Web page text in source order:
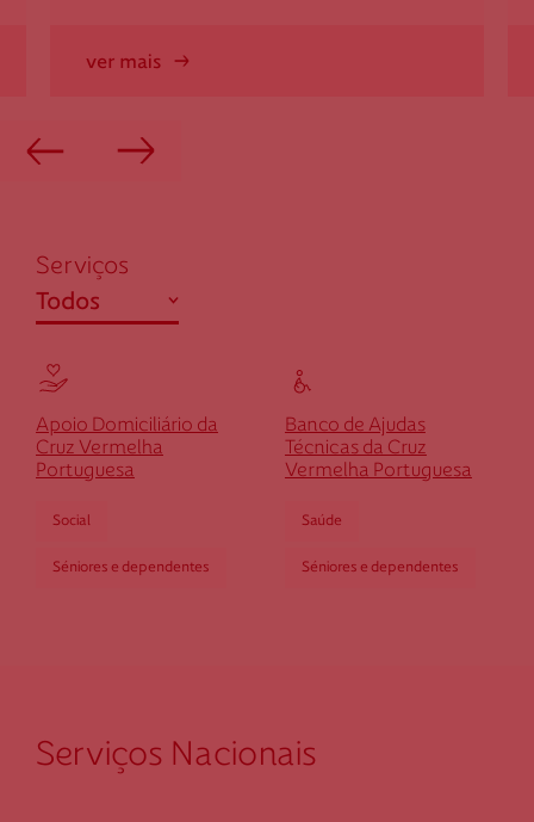
ver mais
Serviços
Todos
Social
Apoio Domiciliário da
Cruz Vermelha
Portuguesa
Social
Séniores e dependentes
Banco de Ajudas
Técnicas da Cruz
Vermelha Portuguesa
Saúde
Séniores e dependentes
Serviços Nacionais